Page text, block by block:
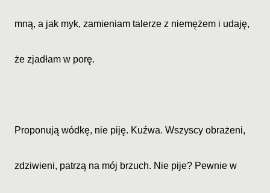
mną, a jak myk, zamieniam talerze z niemężem i udaję,
że zjadłam w porę.
Proponują wódkę, nie piję. Kuźwa. Wszyscy obrażeni,
zdziwieni, patrzą na mój brzuch. Nie pije? Pewnie w